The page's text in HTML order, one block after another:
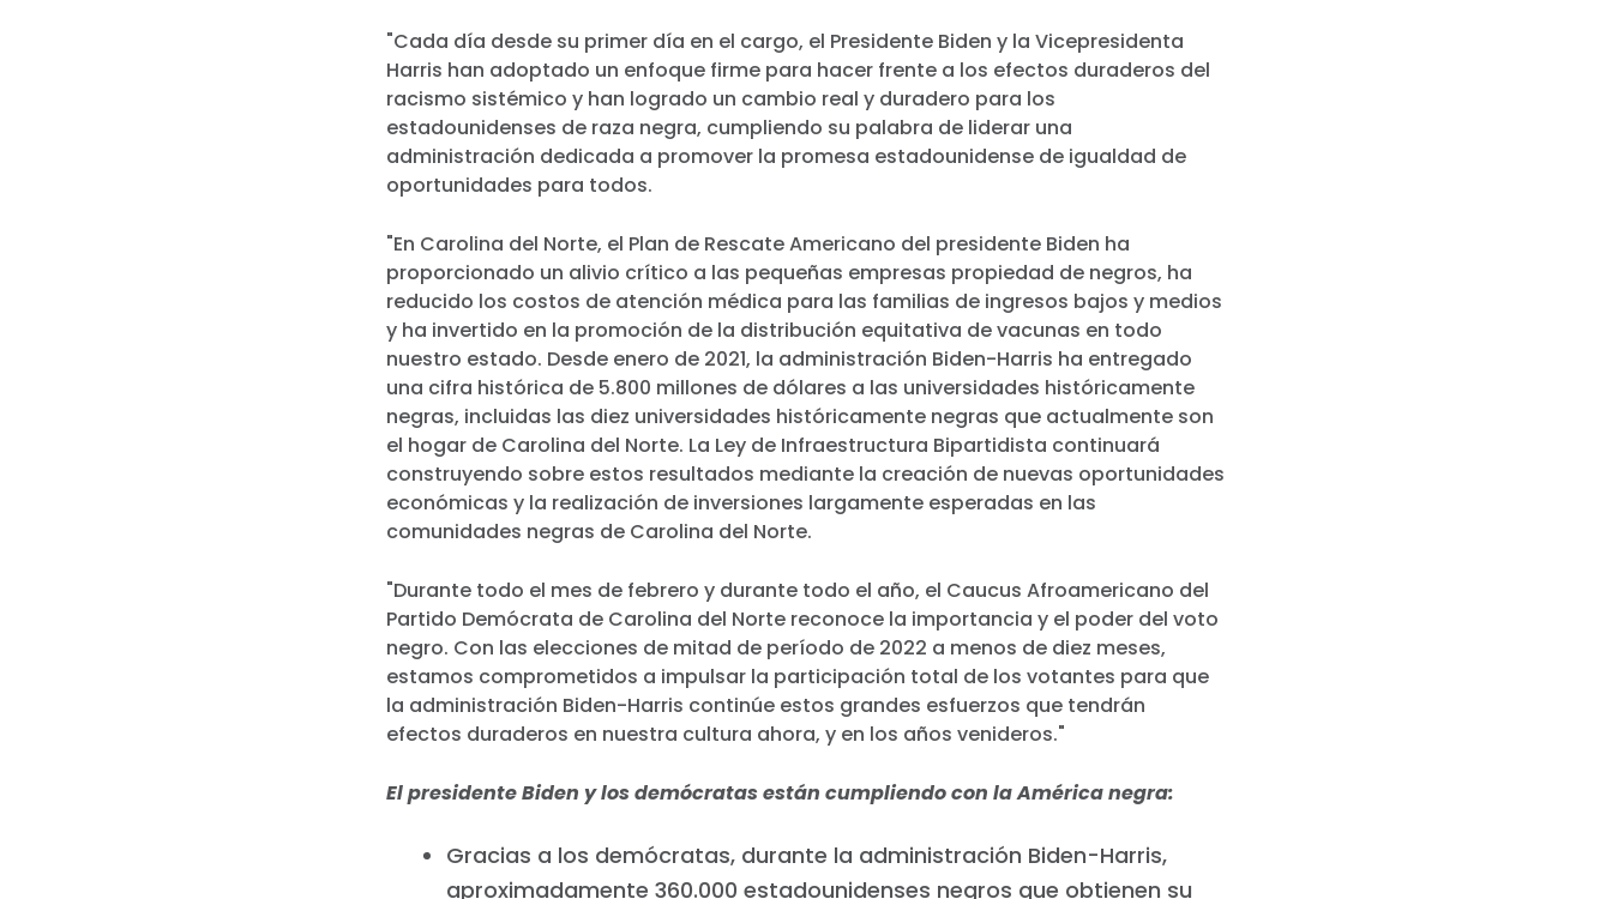
"Cada día desde su primer día en el cargo, el Presidente Biden y la Vicepresidenta
Harris han adoptado un enfoque firme para hacer frente a los efectos duraderos del
racismo sistémico y han logrado un cambio real y duradero para los
estadounidenses de raza negra, cumpliendo su palabra de liderar una
administración dedicada a promover la promesa estadounidense de igualdad de
oportunidades para todos.
"En Carolina del Norte, el Plan de Rescate Americano del presidente Biden ha
proporcionado un alivio crítico a las pequeñas empresas propiedad de negros, ha
reducido los costos de atención médica para las familias de ingresos bajos y medios
y ha invertido en la promoción de la distribución equitativa de vacunas en todo
nuestro estado. Desde enero de 2021, la administración Biden-Harris ha entregado
una cifra histórica de 5.800 millones de dólares a las universidades históricamente
negras, incluidas las diez universidades históricamente negras que actualmente son
el hogar de Carolina del Norte. La Ley de Infraestructura Bipartidista continuará
construyendo sobre estos resultados mediante la creación de nuevas oportunidades
económicas y la realización de inversiones largamente esperadas en las
comunidades negras de Carolina del Norte.
"Durante todo el mes de febrero y durante todo el año, el Caucus Afroamericano del
Partido Demócrata de Carolina del Norte reconoce la importancia y el poder del voto
negro. Con las elecciones de mitad de período de 2022 a menos de diez meses,
estamos comprometidos a impulsar la participación total de los votantes para que
la administración Biden-Harris continúe estos grandes esfuerzos que tendrán
efectos duraderos en nuestra cultura ahora, y en los años venideros."
El presidente Biden y los demócratas están cumpliendo con la América negra:
Gracias a los demócratas, durante la administración Biden-Harris,
aproximadamente 360.000 estadounidenses negros que obtienen su